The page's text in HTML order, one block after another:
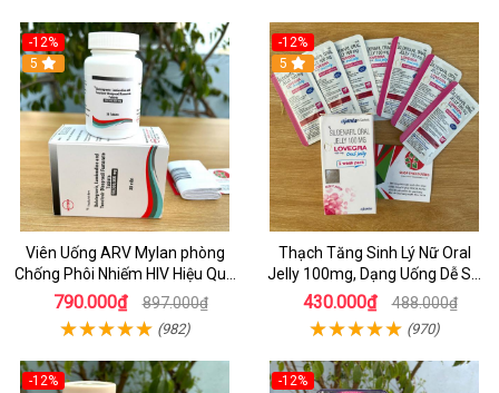
-12%
5
Viên Uống ARV Mylan phòng
Chống Phôi Nhiếm HIV Hiệu Quả
- Hộp 30 viên
790.000₫ 897.000₫
(982)
-12%
5
Thạch Tăng Sinh Lý Nữ Oral
Jelly 100mg, Dạng Uống Dễ Sử
Dụng Hộp 7 Gói
430.000₫ 488.000₫
(970)
-12% -12%